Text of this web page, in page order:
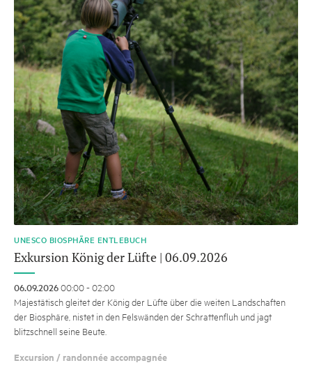
UNESCO BIOSPHÄRE ENTLEBUCH
Exkursion König der Lüfte | 06.09.2026
06.09.202600:00 - 02:00
Majestätisch gleitet der König der Lüfte über die weiten Landschaften
der Biosphäre, nistet in den Felswänden der Schrattenfluh und jagt
blitzschnell seine Beute.
Excursion / randonnée accompagnée